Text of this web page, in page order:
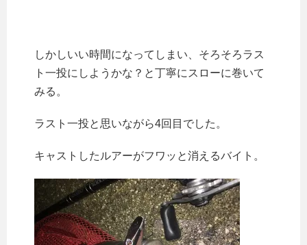
しかしいい時間になってしまい、そろそろラス
ト一投にしようかな？と丁寧にスローに巻いて
みる。
ラスト一投と思いながら4回目でした。
キャストしたルアーがフワッと消えるバイト。